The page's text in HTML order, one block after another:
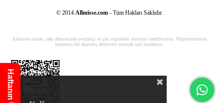
© 2014 Allmisse.com - Tüm Hakları Saklıdır.
Allmisse olarak, takı dünyasında yenilikçi ve şık seçenekler sunmayı hedefliyoruz. Müşterilerimize
benzersiz bir alışveriş deneyimi sunmak için buradayız.